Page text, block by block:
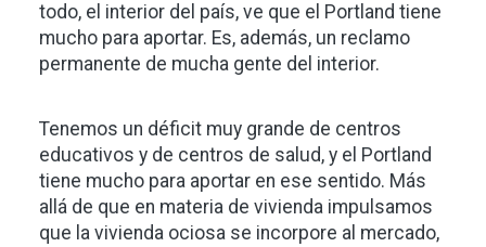
todo, el interior del país, ve que el Portland tiene
mucho para aportar. Es, además, un reclamo
permanente de mucha gente del interior.
Tenemos un déficit muy grande de centros
educativos y de centros de salud, y el Portland
tiene mucho para aportar en ese sentido. Más
allá de que en materia de vivienda impulsamos
que la vivienda ociosa se incorpore al mercado,